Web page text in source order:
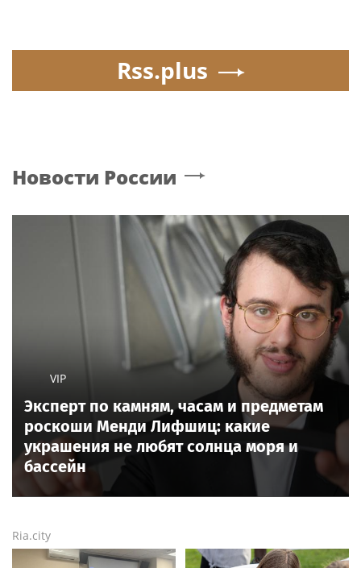
Rss.plus
Новости России
VIP
Эксперт по камням, часам и предметам
роскоши Менди Лифшиц: какие
украшения не любят солнца моря и
бассейн
Ria.city